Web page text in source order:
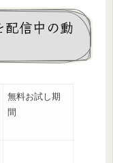
配信中の動
無料お試し期
間